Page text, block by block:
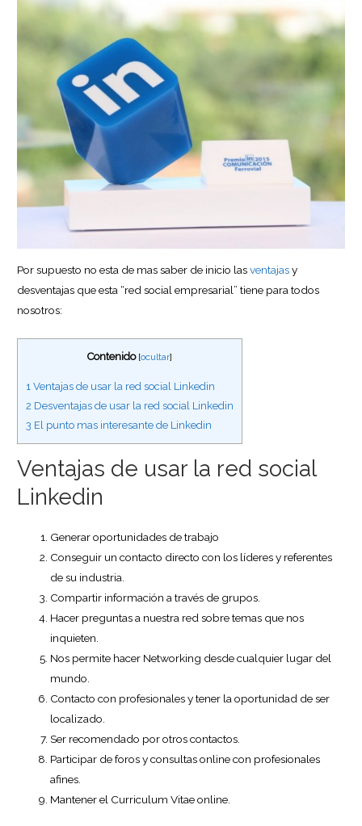
Por supuesto no esta de mas saber de inicio lasventajasy
desventajas que esta “red social empresarial” tiene para todos
nosotros:
Contenido [ocultar]
1 Ventajas de usar la red social Linkedin
2 Desventajas de usar la red social Linkedin
3 El punto mas interesante de Linkedin
Ventajas de usar la red social
Linkedin
Generar oportunidades de trabajo
Conseguir un contacto directo con los líderes y referentes
de su industria.
Compartir información a través de grupos.
Hacer preguntas a nuestra red sobre temas que nos
inquieten.
Nos permite hacer Networking desde cualquier lugar del
mundo.
Contacto con profesionales y tener la oportunidad de ser
localizado.
Ser recomendado por otros contactos.
Participar de foros y consultas online con profesionales
afines.
Mantener el Curriculum Vitae online.